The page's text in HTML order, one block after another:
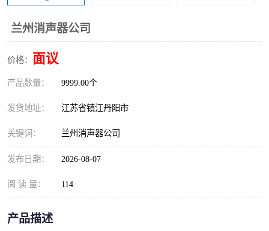
兰州消声器公司
价格： 面议
产品数量： 9999.00个
发货地址： 江苏省镇江丹阳市
关键词： 兰州消声器公司
发布日期： 2026-08-07
阅 读 量： 114
产品描述